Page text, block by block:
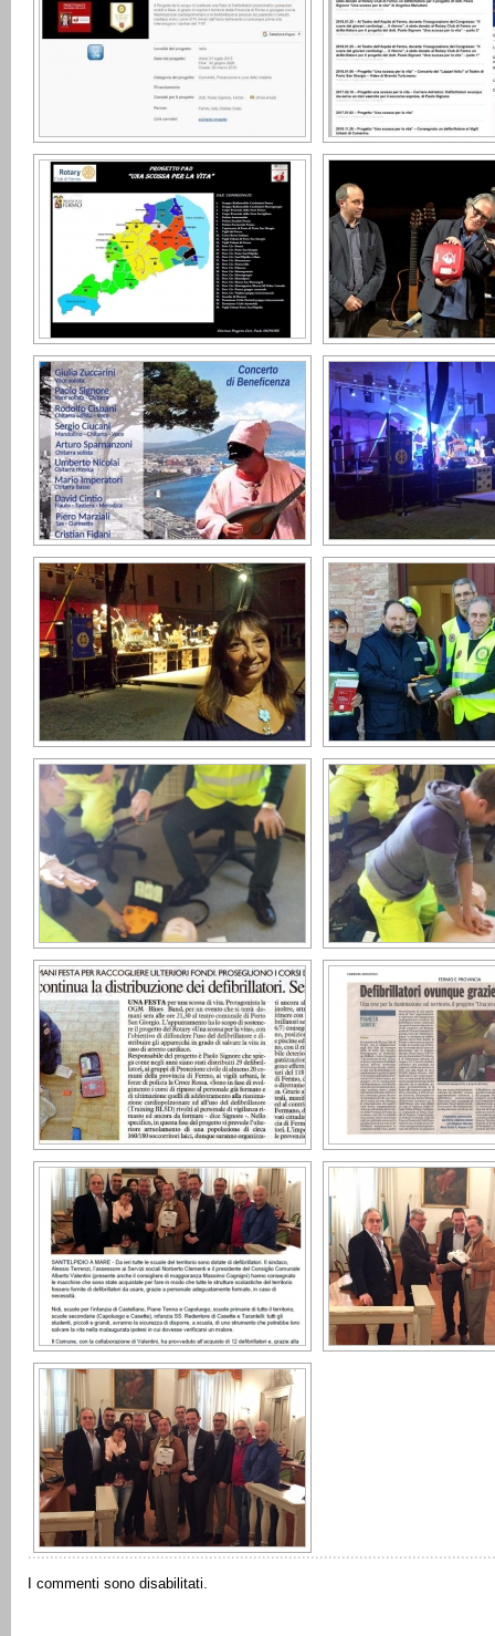
I commenti sono disabilitati.